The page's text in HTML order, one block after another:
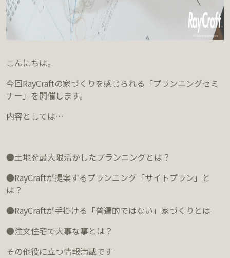
こんにちは。
今回RayCraftの家づくりを感じられる「プランニングセミ
ナー」を開催します。
内容としては…
●土地を最大限活かしたプランニングとは？
●RayCraftが提案するプランニング「サイトプラン」と
は？
●RayCraftが手掛ける「普遍的ではない」家づくりとは
●注文住宅で大事な事とは？
その他役に立つ情報満載です